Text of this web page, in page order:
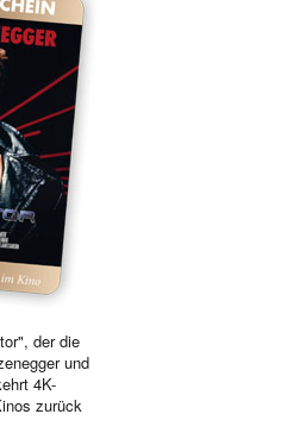
der die
und
4K-
zurück